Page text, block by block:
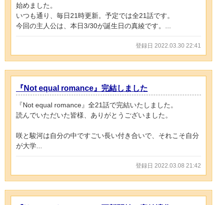
始めました。
いつも通り、毎日21時更新。予定では全21話です。
今回の主人公は、本日3/30が誕生日の真綾です。...
登録日 2022.03.30 22:41
『Not equal romance』完結しました
『Not equal romance』全21話で完結いたしました。
読んでいただいた皆様、ありがとうございました。
咲と駿河は自分の中ですごい長い付き合いで、それこそ自分
が大学...
登録日 2022.03.08 21:42